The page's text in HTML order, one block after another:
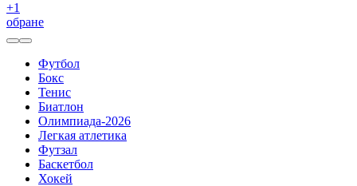
+1
обране
Футбол
Бокс
Тенис
Биатлон
Олимпиада-2026
Легкая атлетика
Футзал
Баскетбол
Хокей